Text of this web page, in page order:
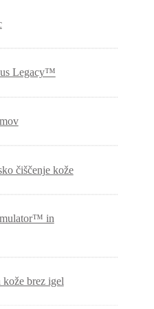
Legacy™
čiščenje kože
in
brez igel